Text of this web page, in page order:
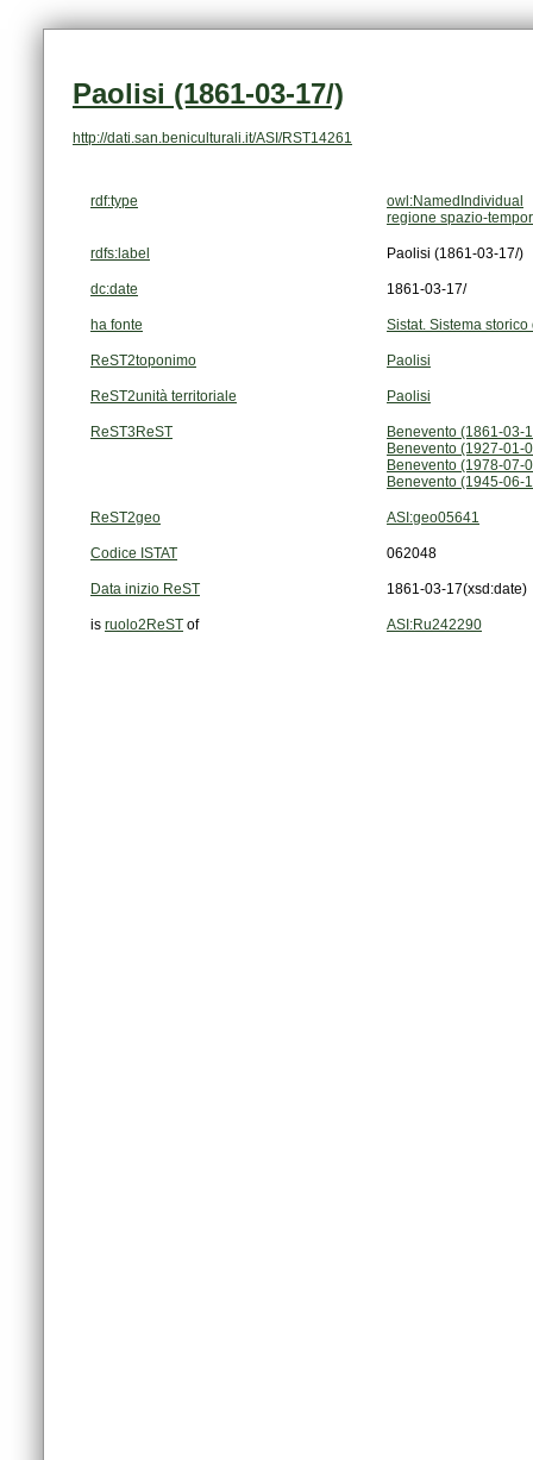
Paolisi (1861-03-17/)
http://dati.san.beniculturali.it/ASI/RST14261
rdf:type
owl:NamedIndividual
regione spazio-
rdfs:label Paolisi (1861-03-17/)
dc:date 1861-03-17/
ha fonte Sistat. Sistema
ReST2toponimo Paolisi
ReST2unità territoriale Paolisi
ReST3ReST
Benevento (1861-03-
Benevento (1927-01-
Benevento (1978-07-
Benevento (1945-06-
ReST2geo ASI:geo05641
Codice ISTAT 062048
Data inizio ReST 1861-03-17(xsd:date)
is ruolo2ReST of ASI:Ru242290